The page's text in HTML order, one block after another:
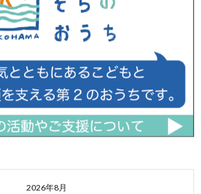
2026年8月